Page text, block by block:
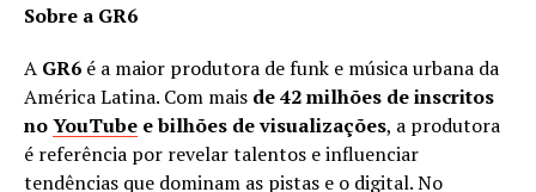
Sobre a GR6
A GR6 é a maior produtora de funk e música urbana da
América Latina. Com mais de 42 milhões de inscritos
noYouTube e bilhões de visualizações, a produtora
é referência por revelar talentos e influenciar
tendências que dominam as pistas e o digital. No